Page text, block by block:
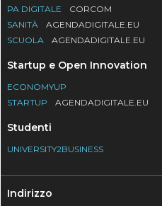
PA DIGITALE
CORCOM
SANITÀ
AGENDADIGITALE.EU
SCUOLA
AGENDADIGITALE.EU
Startup e Open Innovation
ECONOMYUP
STARTUP
AGENDADIGITALE.EU
Studenti
UNIVERSITY2BUSINESS
Indirizzo